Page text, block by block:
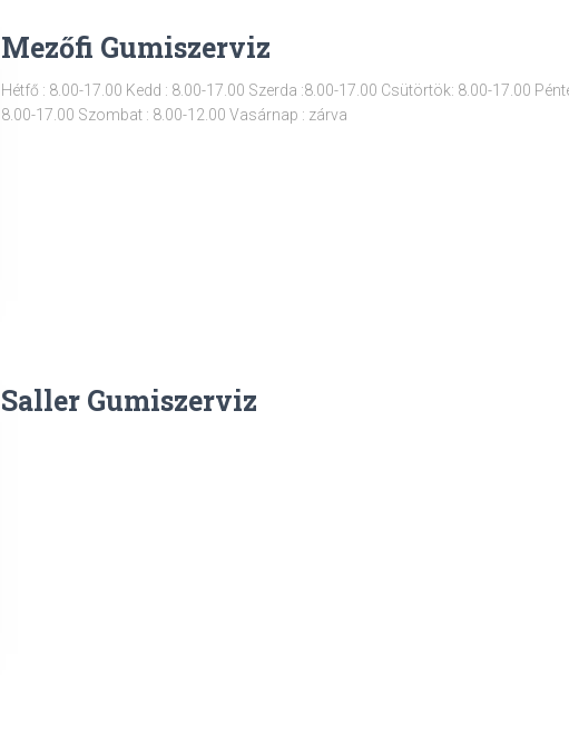
Mezőfi Gumiszerviz
Hétfő : 8.00-17.00 Kedd : 8.00-17.00 Szerda :8.00-17.00 Csütörtök: 8.00-17.00
8.00-17.00 Szombat : 8.00-12.00 Vasárnap : zárva
Saller Gumiszerviz